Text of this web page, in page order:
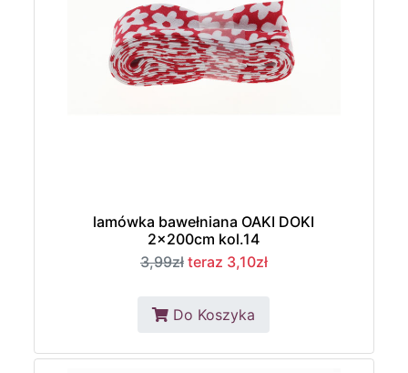
lamówka bawełniana OAKI DOKI
2x200cm kol.14
3,99zł teraz 3,10zł
Do Koszyka